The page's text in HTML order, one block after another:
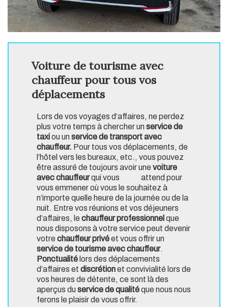
Voiture de tourisme avec
chauffeur pour tous vos
déplacements
Lors de vos voyages d’affaires, ne perdez
plus votre temps à chercher unservice de
taxiou unservice de transport avec
chauffeur. Pour tous vos déplacements, de
l’hôtel vers les bureaux, etc., vous pouvez
être assuré de toujours avoir une voiture
avec chauffeurqui vous attend pour
vous emmener où vous le souhaitez à
n’importe quelle heure de la journée ou de la
nuit. Entre vos réunions et vos déjeuners
d’affaires, le chauffeur professionnel que
nous disposons à votre service peut devenir
votre chauffeur privéet vous offrir un
service de tourisme avec chauffeur.
Ponctualité lors des déplacements
d’affaires et discrétionet convivialité lors de
vos heures de détente, ce sont là des
aperçus duservice de qualitéque nous nous
ferons le plaisir de vous offrir.